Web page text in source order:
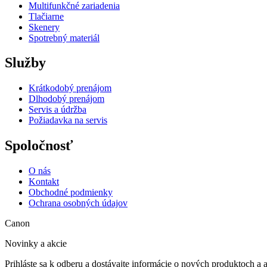
Multifunkčné zariadenia
Tlačiarne
Skenery
Spotrebný materiál
Služby
Krátkodobý prenájom
Dlhodobý prenájom
Servis a údržba
Požiadavka na servis
Spoločnosť
O nás
Kontakt
Obchodné podmienky
Ochrana osobných údajov
Canon
Novinky a akcie
Prihláste sa k odberu a dostávajte informácie o nových produktoch a